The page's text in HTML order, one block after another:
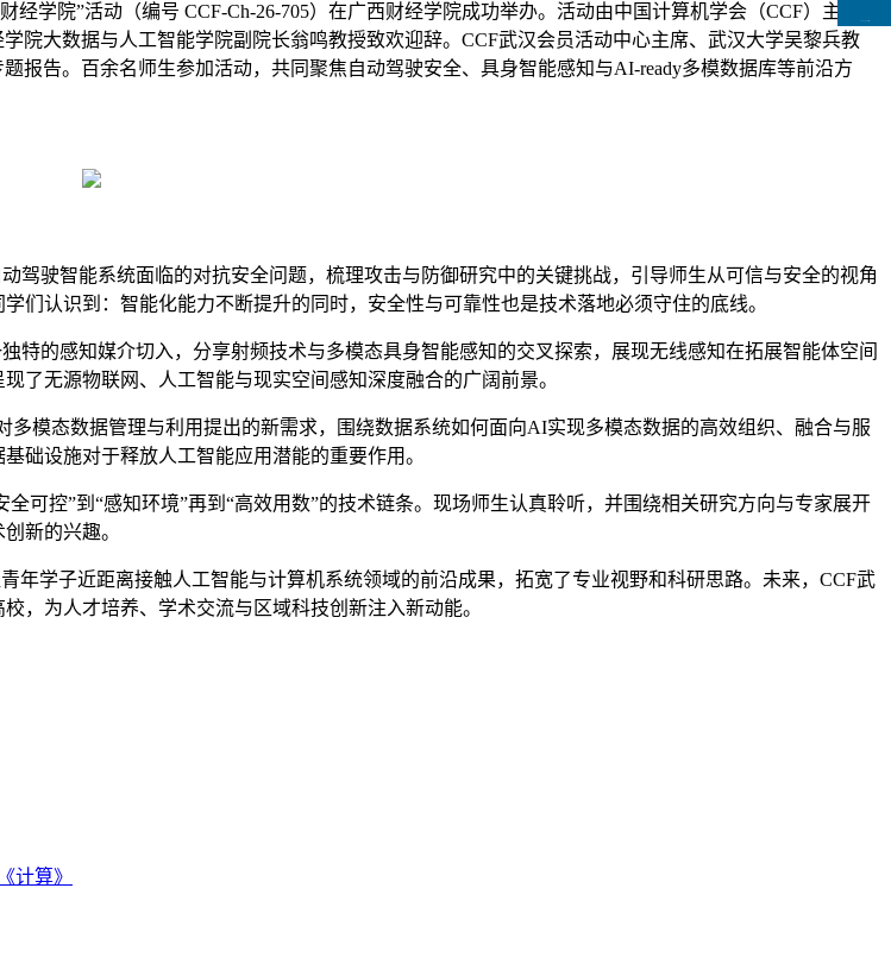
学院”活动（编号 CCF-Ch-26-705）在广西财经学院成功举办。活动由中国计算机学会（CCF）主办，
院大数据与人工智能学院副院长翁鸣教授致欢迎辞。 CCF武汉会员活动中心主席、武汉大学吴黎兵教
报告。百余名师生参加活动，共同聚焦自动驾驶安全、具身智能感知与AI-ready多模数据库等前沿方
驾驶智能系统面临的对抗安全问题，梳理攻击与防御研究中的关键挑战，引导师生从可信与安全的视角
认识到：智能化能力不断提升的同时，安全性与可靠性也是技术落地必须守住的底线。
特的感知媒介切入，分享射频技术与多模态具身智能感知的交叉探索，展现无线感知在拓展智能体空间
了无源物联网、人工智能与现实空间感知深度融合的广阔前景。
多模态数据管理与利用提出的新需求，围绕数据系统如何面向AI实现多模态数据的高效组织、融合与服
础设施对于释放人工智能应用潜能的重要作用。
全可控”到“感知环境”再到“高效用数”的技术链条。现场师生认真聆听，并围绕相关研究方向与专家展开
新的兴趣。
年学子近距离接触人工智能与计算机系统领域的前沿成果，拓宽了专业视野和科研思路。未来，CCF武
，为人才培养、学术交流与区域科技创新注入新动能。
计算》